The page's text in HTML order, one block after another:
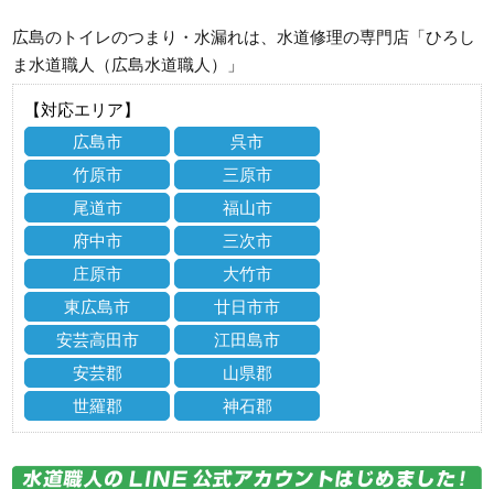
広島のトイレのつまり・水漏れは、水道修理の専門店「ひろし
ま水道職人（広島水道職人）」
【対応エリア】
広島市
呉市
竹原市
三原市
尾道市
福山市
府中市
三次市
庄原市
大竹市
東広島市
廿日市市
安芸高田市
江田島市
安芸郡
山県郡
世羅郡
神石郡